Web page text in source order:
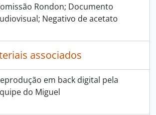
Rondon; Documento
Negativo de acetato
associados
em back digital pela
do Miguel